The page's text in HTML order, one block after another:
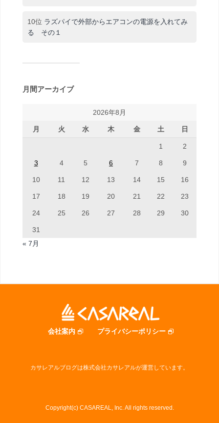
10位 ラズパイで外部からエアコンの電源を入れてみ
る その１
月間アーカイブ
2026年8月
月 火 水 木 金 土 日
1 2
3 4 5 6 7 8 9
10 11 12 13 14 15 16
17 18 19 20 21 22 23
24 25 26 27 28 29 30
31
« 7月
会社案内 プライバシーポリシー
カサレアルブログは株式会社カサレアルが運営しています。
Copyright(c) CASAREAL, Inc. All rights reserved.